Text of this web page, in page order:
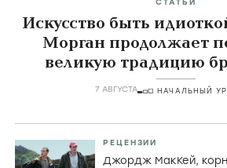
СТАТЬИ
Искусство быть
Морган продолжает
великую традицию
комедии
7 АВГУСТА НАЧАЛЬНЫЙ
РЕЦЕНЗИИ
Джордж МакКей,